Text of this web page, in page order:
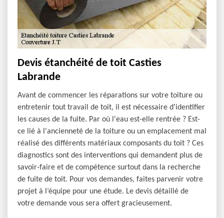
Devis étanchéité de toit Casties
Labrande
Avant de commencer les réparations sur votre toiture ou
entretenir tout travail de toit, il est nécessaire d'identifier
les causes de la fuite. Par où l'eau est-elle rentrée ? Est-
ce lié à l'ancienneté de la toiture ou un emplacement mal
réalisé des différents matériaux composants du toit ? Ces
diagnostics sont des interventions qui demandent plus de
savoir-faire et de compétence surtout dans la recherche
de fuite de toit. Pour vos demandes, faites parvenir votre
projet à l’équipe pour une étude. Le devis détaillé de
votre demande vous sera offert gracieusement.